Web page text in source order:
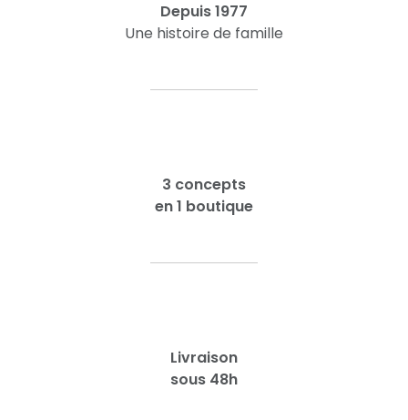
Depuis 1977
Une histoire de famille
3 concepts
en 1 boutique
Livraison
sous 48h